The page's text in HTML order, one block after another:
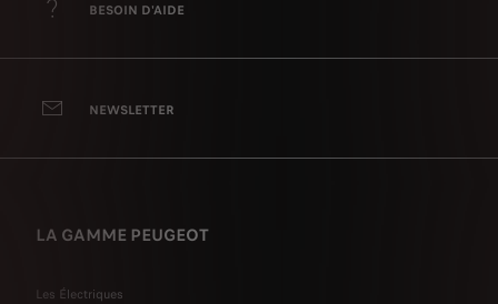
BESOIN D'AIDE
NEWSLETTER
LA GAMME PEUGEOT
Les Électriques